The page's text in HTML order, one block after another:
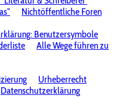
Nichtöffentliche Foren
Benutzersymbole
Alle Wege führen zu
Urheberrecht
Datenschutzerklärung